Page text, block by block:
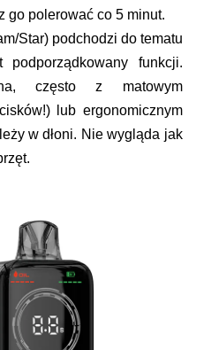
go polerować co 5 minut.
Star) podchodzi do tematu
funkcji.
często z matowym
lub ergonomicznym
w dłoni. Nie wygląda jak